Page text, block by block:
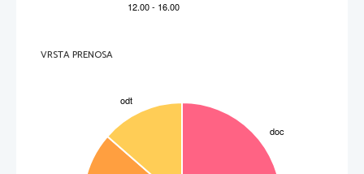
Kakšen sloj prebivalstva so gruntarji, bajtarji, kajžarji, gostači? Kaj so vzroki za kmečke upore na
slovenskem? Kadaj se pojavijo?
Hrvaško slovenski kmečki upor – kje se razširi, koliko traja, vzroki, koliko časa traja, udeleženci, Kaj je
12. REFORMACIJA NA SLOVENSKEM
VRSTA PRENOSA